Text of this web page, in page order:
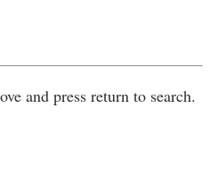
and press return to search.